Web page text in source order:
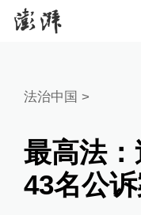
法治中国 >
最高法
43名公